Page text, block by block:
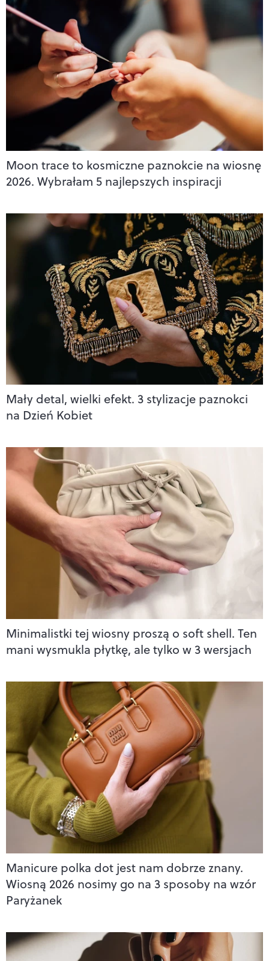
Moon trace to kosmiczne paznokcie na wiosnę
2026. Wybrałam 5 najlepszych inspiracji
Mały detal, wielki efekt. 3 stylizacje paznokci
na Dzień Kobiet
Minimalistki tej wiosny proszą o soft shell. Ten
mani wysmukla płytkę, ale tylko w 3 wersjach
Manicure polka dot jest nam dobrze znany.
Wiosną 2026 nosimy go na 3 sposoby na wzór
Paryżanek